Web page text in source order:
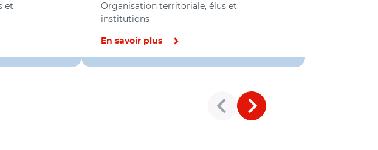
et
Organisation territoriale, élus et
institutions
En savoir plus